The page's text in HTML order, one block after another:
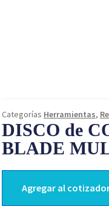
Categorías Herramientas,
DISCO de
BLADE
Agregar al